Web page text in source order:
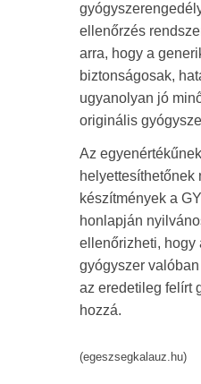
ellenőrzés
arra, hogy a
biztonságosak,
ugyanolyan jó
originális
Az
helyettesíthetőnek
készítmények a
honlapján
ellenőrizheti, hogy
gyógyszer
az eredetileg felírt
hozzá.
(egeszsegkalauz.hu)